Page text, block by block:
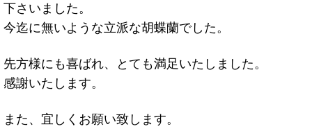
下さいました。
今迄に無いような立派な胡蝶蘭でした。
先方様にも喜ばれ、とても満足いたしました。
感謝いたします。
また、宜しくお願い致します。